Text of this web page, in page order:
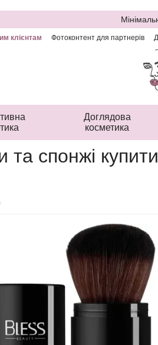
клієнтам Фотоконтент для партнерів
Доглядова
косметика
та спонжі